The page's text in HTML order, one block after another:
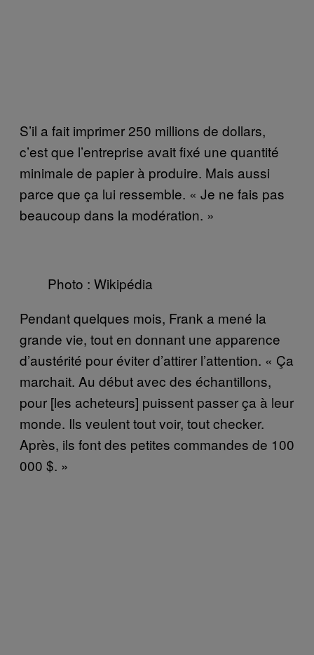
S’il a fait imprimer 250 millions de dollars,
c’est que l’entreprise avait fixé une quantité
minimale de papier à produire. Mais aussi
parce que ça lui ressemble. « Je ne fais pas
beaucoup dans la modération. »
Photo : Wikipédia
Pendant quelques mois, Frank a mené la
grande vie, tout en donnant une apparence
d’austérité pour éviter d’attirer l’attention. « Ça
marchait. Au début avec des échantillons,
pour [les acheteurs] puissent passer ça à leur
monde. Ils veulent tout voir, tout checker.
Après, ils font des petites commandes de 100
000 $. »